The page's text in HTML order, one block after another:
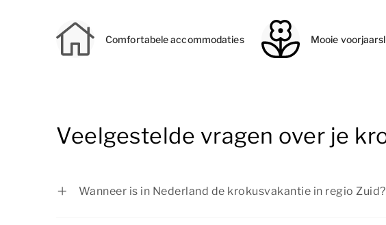
Comfortabele accommodaties Mooie
Veelgestelde vragen over je
Wanneer is in Nederland de krokusvakantie in regio Zuid?